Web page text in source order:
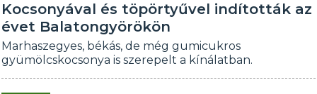
Kocsonyával és töpörtyűvel indították az
évet Balatongyörökön
Marhaszegyes, békás, de még gumicukros
gyümölcskocsonya is szerepelt a kínálatban.